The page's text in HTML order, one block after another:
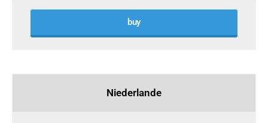
buy
Niederlande